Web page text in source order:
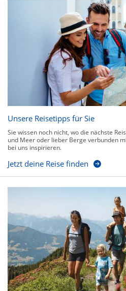
Unsere Reisetipps für Sie
Sie wissen noch nicht, wo die nächste
und Meer oder lieber Berge verbunden
bei uns inspirieren.
Jetzt deine Reise finden